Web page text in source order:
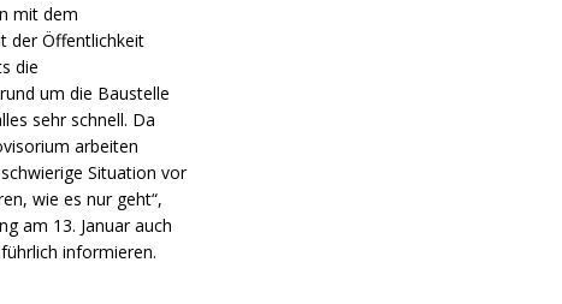
mit dem
der Öffentlichkeit
die
um die Baustelle
sehr schnell. Da
arbeiten
Situation vor
wie es nur geht“,
am 13. Januar auch
informieren.